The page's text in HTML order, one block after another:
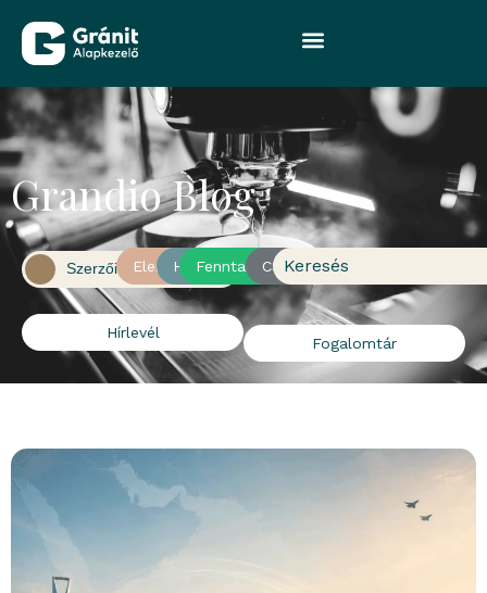
Grandio Blog
Szerzőink Elemzés
Hír Fenntarthatóság
CSRKeresés
Hírlevél
Fogalomtár